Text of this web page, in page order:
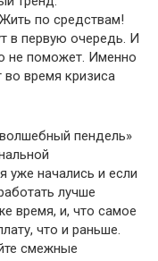
по средствам!
в первую очередь. И
не поможет. Именно
время кризиса
пендель»
уже начались и если
лучше
время, и, что самое
что и раньше.
смежные